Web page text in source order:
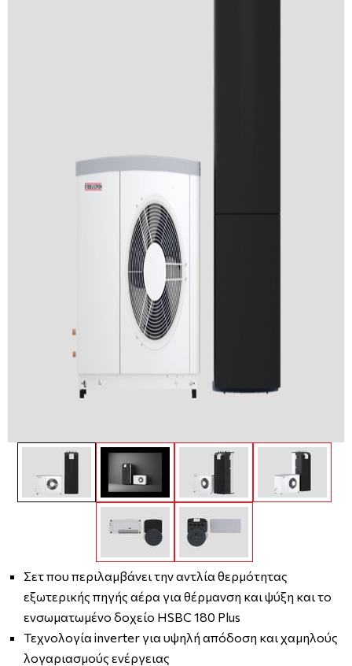
Σετ που περιλαμβάνει την αντλία θερμότητας
εξωτερικής πηγής αέρα για θέρμανση και ψύξη και το
ενσωματωμένο δοχείο HSBC 180 Plus
Τεχνολογία inverter για υψηλή απόδοση και χαμηλούς
λογαριασμούς ενέργειας